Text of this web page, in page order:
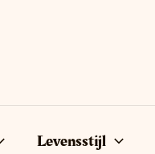
Levensstijl